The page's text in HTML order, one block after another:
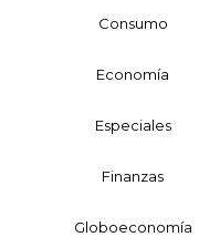
Consumo
Economía
Especiales
Finanzas
Globoeconomía